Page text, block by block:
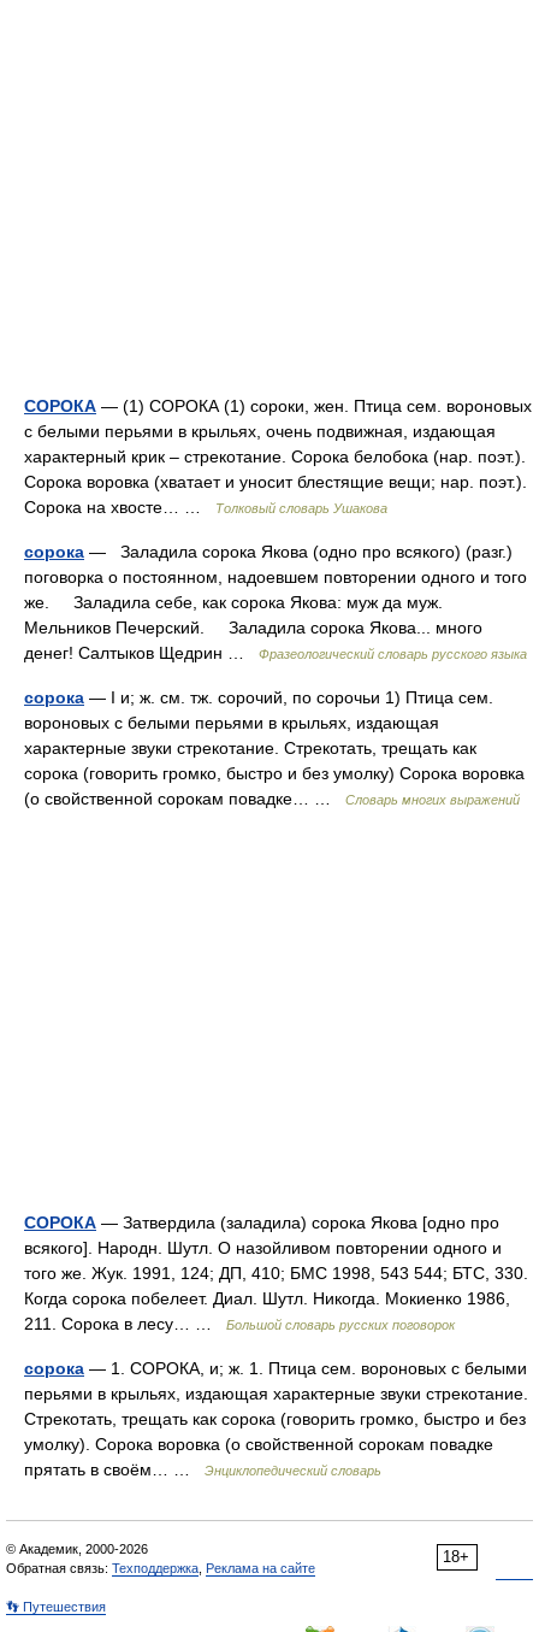
СОРОКА — (1) СОРОКА (1) сороки, жен. Птица сем. вороновых
с белыми перьями в крыльях, очень подвижная, издающая
характерный крик – стрекотание. Сорока белобока (нар. поэт.).
Сорока воровка (хватает и уносит блестящие вещи; нар. поэт.).
Сорока на хвосте… …
Толковый словарь Ушакова
сорока — Заладила сорока Якова (одно про всякого) (разг.)
поговорка о постоянном, надоевшем повторении одного и того
же. Заладила себе, как сорока Якова: муж да муж.
Мельников Печерский. Заладила сорока Якова... много
денег! Салтыков Щедрин …
Фразеологический словарь русского языка
сорока — I и; ж. см. тж. сорочий, по сорочьи 1) Птица сем.
вороновых с белыми перьями в крыльях, издающая
характерные звуки стрекотание. Стрекотать, трещать как
сорока (говорить громко, быстро и без умолку) Сорока воровка
(о свойственной сорокам повадке… …
Словарь многих выражений
СОРОКА — Затвердила (заладила) сорока Якова [одно про
всякого]. Народн. Шутл. О назойливом повторении одного и
того же. Жук. 1991, 124; ДП, 410; БМС 1998, 543 544; БТС, 330.
Когда сорока побелеет. Диал. Шутл. Никогда. Мокиенко 1986,
211. Сорока в лесу… …
Большой словарь русских поговорок
сорока — 1. СОРОКА, и; ж. 1. Птица сем. вороновых с белыми
перьями в крыльях, издающая характерные звуки стрекотание.
Стрекотать, трещать как сорока (говорить громко, быстро и без
умолку). Сорока воровка (о свойственной сорокам повадке
прятать в своём… …
Энциклопедический словарь
18+
© Академик, 2000-2026
Обратная связь: Техподдержка Реклама на сайте
👣 Путешествия